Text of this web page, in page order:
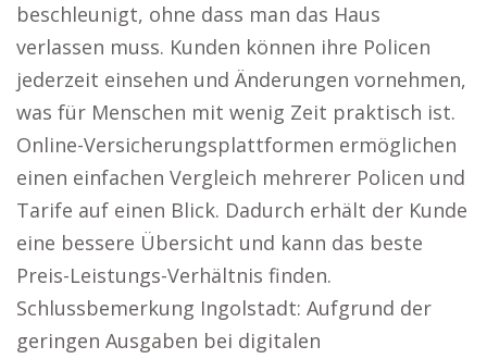
beschleunigt, ohne dass man das Haus
verlassen muss. Kunden können ihre Policen
jederzeit einsehen und Änderungen vornehmen,
was für Menschen mit wenig Zeit praktisch ist.
Online-Versicherungsplattformen ermöglichen
einen einfachen Vergleich mehrerer Policen und
Tarife auf einen Blick. Dadurch erhält der Kunde
eine bessere Übersicht und kann das beste
Preis-Leistungs-Verhältnis finden.
Schlussbemerkung Ingolstadt: Aufgrund der
geringen Ausgaben bei digitalen